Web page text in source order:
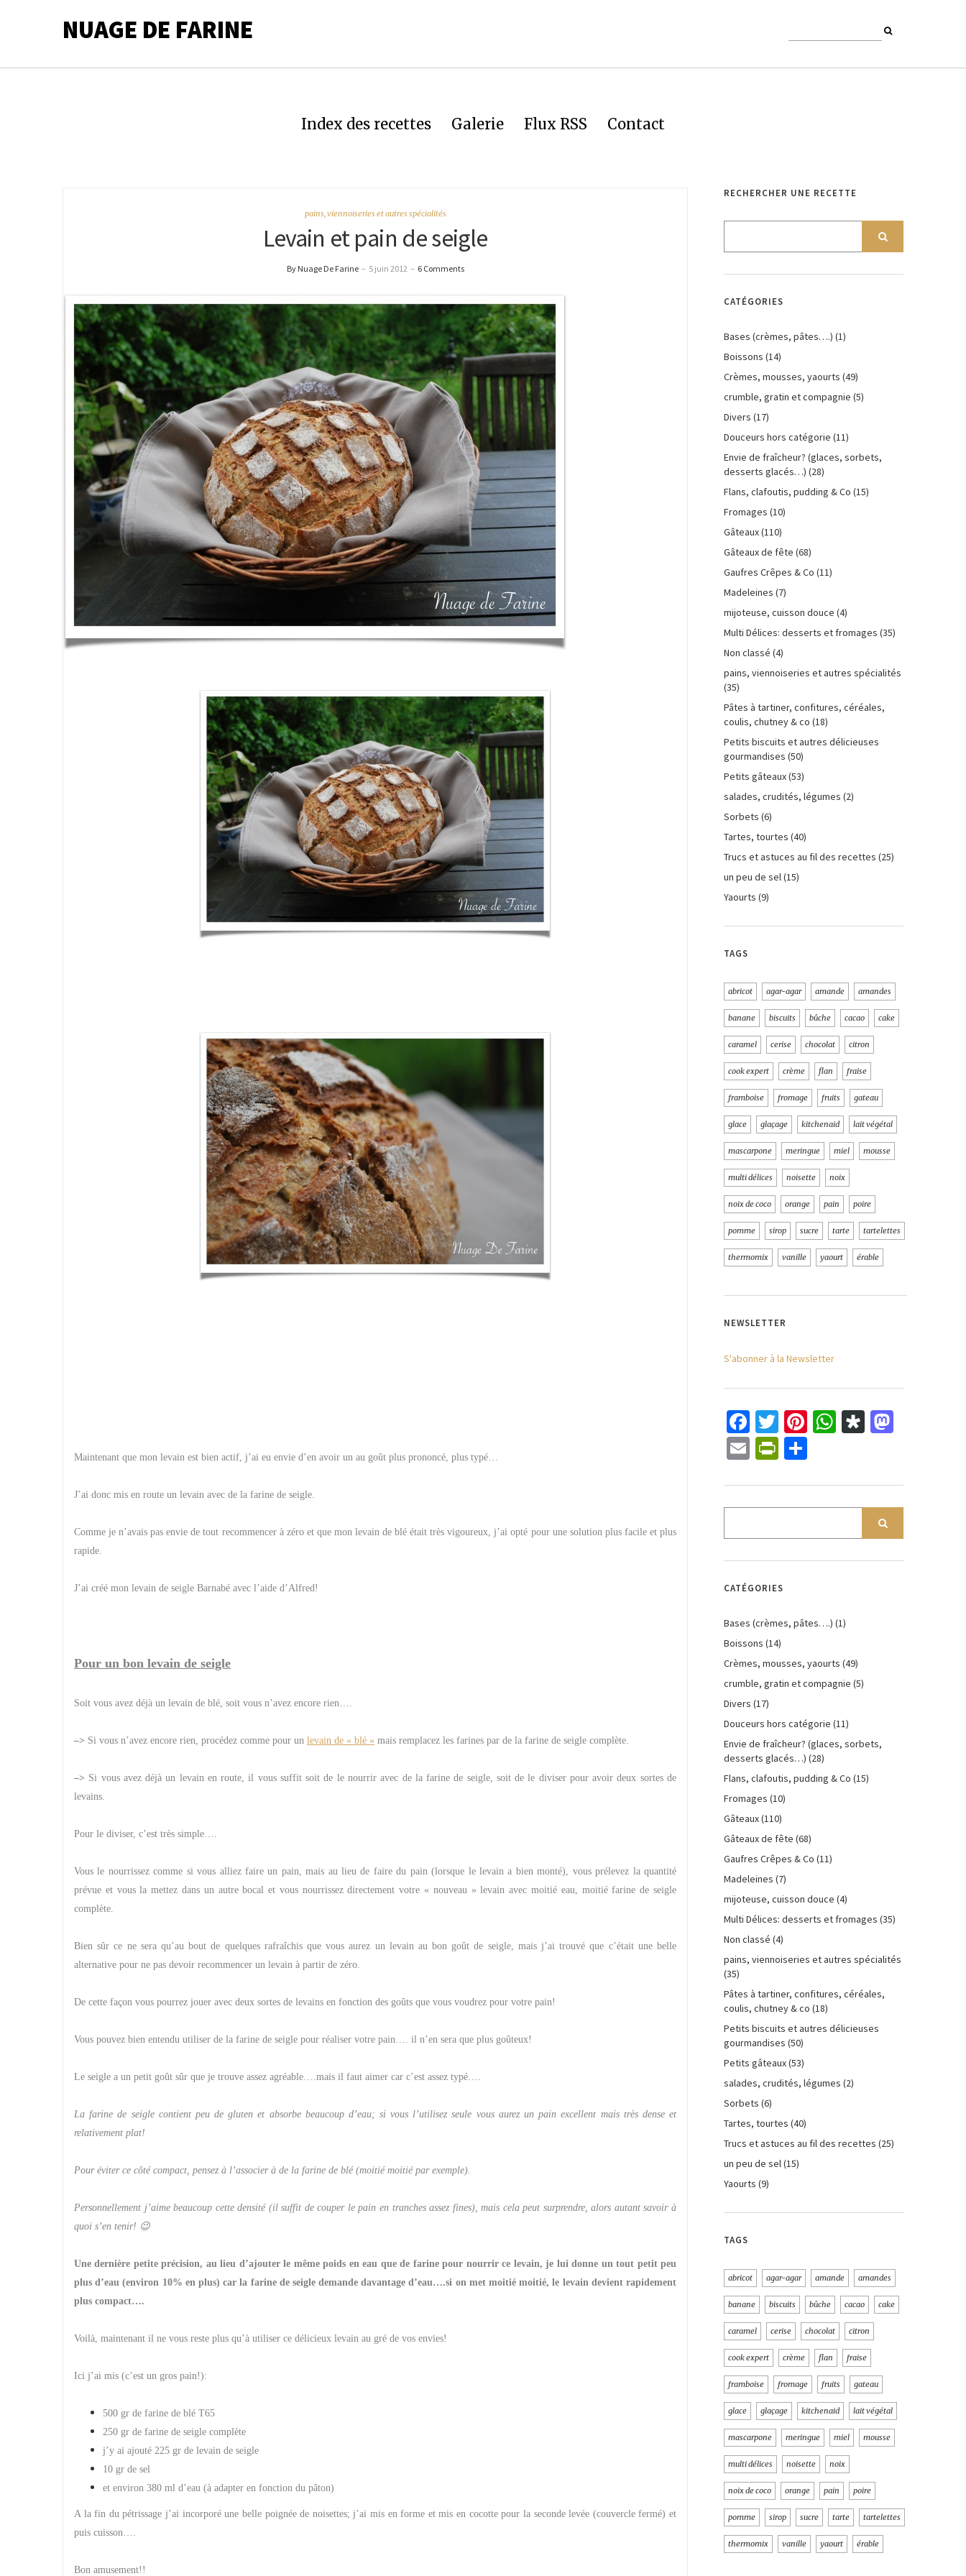
NUAGE DE FARINE
Index des recettes Galerie Flux RSS Contact
pains, viennoiseries et autres spécialités
Levain et pain de seigle
By Nuage De Farine – 5 juin 2012 – 6 Comments
Maintenant que mon levain est bien actif, j’ai eu envie d’en avoir un au goût plus prononcé, plus typé…
J’ai donc mis en route un levain avec de la farine de seigle.
Comme je n’avais pas envie de tout recommencer à zéro et que mon levain de blé était très vigoureux, j’ai opté pour une solution plus facile et plus
rapide.
J’ai créé mon levain de seigle Barnabé avec l’aide d’Alfred!
Pour un bon levain de seigle
Soit vous avez déjà un levain de blé, soit vous n’avez encore rien….
–> Si vous n’avez encore rien, procédez comme pour un levain de « blé » mais remplacez les farines par de la farine de seigle complète.
–> Si vous avez déjà un levain en route, il vous suffit soit de le nourrir avec de la farine de seigle, soit de le diviser pour avoir deux sortes de
levains.
Pour le diviser, c’est très simple….
Vous le nourrissez comme si vous alliez faire un pain, mais au lieu de faire du pain (lorsque le levain a bien monté), vous prélevez la quantité
prévue et vous la mettez dans un autre bocal et vous nourrissez directement votre « nouveau » levain avec moitié eau, moitié farine de seigle
complète.
Bien sûr ce ne sera qu’au bout de quelques rafraîchis que vous aurez un levain au bon goût de seigle, mais j’ai trouvé que c’était une belle
alternative pour ne pas devoir recommencer un levain à partir de zéro.
De cette façon vous pourrez jouer avec deux sortes de levains en fonction des goûts que vous voudrez pour votre pain!
Vous pouvez bien entendu utiliser de la farine de seigle pour réaliser votre pain…. il n’en sera que plus goûteux!
Le seigle a un petit goût sûr que je trouve assez agréable….mais il faut aimer car c’est assez typé….
La farine de seigle contient peu de gluten et absorbe beaucoup d’eau; si vous l’utilisez seule vous aurez unpain excellent mais très dense et
relativement plat!
Pour éviter ce côté compact, pensez à l’associer à de la farine de blé (moitié moitié par exemple).
Personnellement j’aime beaucoup cette densité (il suffit de couper le pain en tranches assez fines), mais cela peut surprendre, alors autant savoir à
quoi s’en tenir! 😉
Une dernière petite précision, au lieu d’ajouter le même poids en eau que de farine pour nourrir ce levain, je lui donne un tout petit peu
plus d’eau (environ 10% en plus) car la farine de seigle demande davantage d’eau….si on met moitié moitié, le levain devient rapidement
plus compact….
Voilà, maintenant il ne vous reste plus qu’à utiliser ce délicieux levain au gré de vos envies!
Ici j’ai mis (c’est un gros pain!):
500 gr de farine de blé T65
250 gr de farine de seigle complète
j’y ai ajouté 225 gr de levain de seigle
10 gr de sel
et environ 380 ml d’eau (à adapter en fonction du pâton)
A la fin du pétrissage j’ai incorporé une belle poignée de noisettes; j’ai mis en forme et mis en cocotte pour la seconde levée (couvercle fermé) et
puis cuisson….
Bon amusement!!
RECHERCHER UNE RECETTE
CATÉGORIES
Bases (crèmes, pâtes….) (1)
Boissons (14)
Crèmes, mousses, yaourts (49)
crumble, gratin et compagnie (5)
Divers (17)
Douceurs hors catégorie (11)
Envie de fraîcheur? (glaces, sorbets,
desserts glacés…) (28)
Flans, clafoutis, pudding & Co (15)
Fromages (10)
Gâteaux(110)
Gâteaux de fête (68)
Gaufres Crêpes & Co (11)
Madeleines (7)
mijoteuse, cuisson douce (4)
Multi Délices: desserts et fromages (35)
Non classé (4)
pains, viennoiseries et autres spécialités
(35)
Pâtes à tartiner, confitures, céréales,
coulis, chutney & co (18)
Petits biscuits et autres délicieuses
gourmandises (50)
Petits gâteaux(53)
salades, crudités, légumes (2)
Sorbets (6)
Tartes, tourtes (40)
Trucs et astuces au fil des recettes (25)
un peu de sel(15)
Yaourts (9)
TAGS
abricot agar-agar amande amandes
banane biscuits bûche cacao cake
caramel cerise chocolat citron
cook expert crème flan fraise
framboise fromage fruits gateau
glace glaçage kitchenaid lait végétal
mascarpone meringue miel mousse
multi délices noisette noix
noix de coco orange pain poire
pomme sirop sucre tarte tartelettes
thermomix vanille yaourt érable
NEWSLETTER
S'abonner à la Newsletter
Facebook
Twitter
Pinterest
WhatsApp
Diaspora
EmailPrintFriendly
CATÉGORIES
Bases (crèmes, pâtes….) (1)
Boissons (14)
Crèmes, mousses, yaourts (49)
crumble, gratin et compagnie (5)
Divers (17)
Douceurs hors catégorie (11)
Envie de fraîcheur? (glaces, sorbets,
desserts glacés…) (28)
Flans, clafoutis, pudding & Co (15)
Fromages (10)
Gâteaux(110)
Gâteaux de fête (68)
Gaufres Crêpes & Co (11)
Madeleines (7)
mijoteuse, cuisson douce (4)
Multi Délices: desserts et fromages (35)
Non classé (4)
pains, viennoiseries et autres spécialités
(35)
Pâtes à tartiner, confitures, céréales,
coulis, chutney & co (18)
Petits biscuits et autres délicieuses
gourmandises (50)
Petits gâteaux(53)
salades, crudités, légumes (2)
Sorbets (6)
Tartes, tourtes (40)
Trucs et astuces au fil des recettes (25)
un peu de sel(15)
Yaourts (9)
TAGS
abricot agar-agar amande amandes
banane biscuits bûche cacao cake
caramel cerise chocolat citron
cook expert crème flan fraise
framboise fromage fruits gateau
glace glaçage kitchenaid lait végétal
mascarpone meringue miel mousse
multi délices noisette noix
noix de coco orange pain poire
pomme sirop sucre tarte tartelettes
thermomix vanille yaourt érable